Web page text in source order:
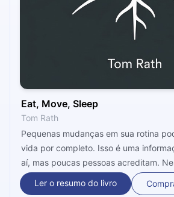
Eat, Move, Sleep
Tom Rath
Pequenas mudanças em sua rotina
vida por completo. Isso é uma
aí, mas poucas pessoas acreditam.
abordamos essa informação focando
mostrando que para ser saudável,
Ler o resumo do livro